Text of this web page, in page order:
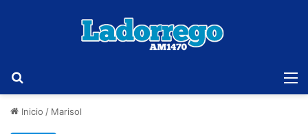
Inicio / Marisol